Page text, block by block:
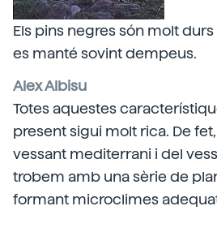
Els pins negres són molt
es manté sovint dempeus.
Alex Albisu
Totes aquestes
present sigui molt rica. De
vessant mediterrani i del
trobem amb una sèrie de
formant microclimes